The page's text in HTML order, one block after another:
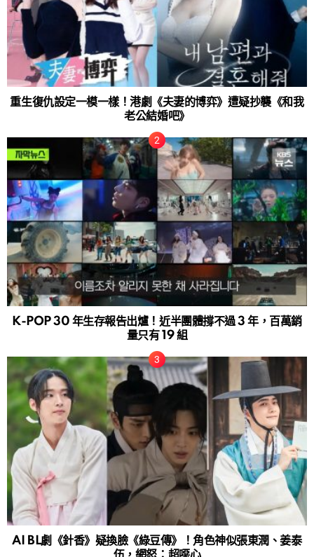
重生復仇設定一模一樣！港劇《夫妻的博弈》遭疑抄襲《和我
老公結婚吧》
K-POP 30 年生存報告出爐！近半團體撐不過 3 年，百萬銷
量只有 19 組
AI BL劇《針香》疑換臉《綠豆傳》！角色神似張東潤、姜泰